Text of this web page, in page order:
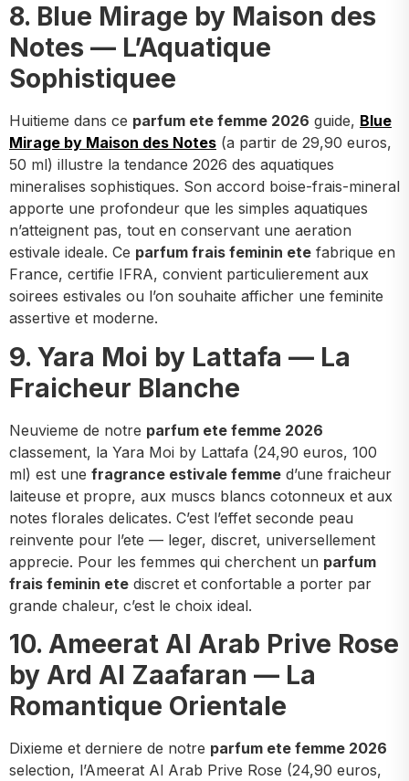
8. Blue Mirage by Maison des
Notes — L’Aquatique
Sophistiquee
Huitieme dans ce parfum ete femme 2026 guide, Blue
Mirage by Maison des Notes (a partir de 29,90 euros,
50 ml) illustre la tendance 2026 des aquatiques
mineralises sophistiques. Son accord boise-frais-mineral
apporte une profondeur que les simples aquatiques
n’atteignent pas, tout en conservant une aeration
estivale ideale. Ce parfum frais feminin ete fabrique en
France, certifie IFRA, convient particulierement aux
soirees estivales ou l’on souhaite afficher une feminite
assertive et moderne.
9. Yara Moi by Lattafa — La
Fraicheur Blanche
Neuvieme de notre parfum ete femme 2026
classement, la Yara Moi by Lattafa (24,90 euros, 100
ml) est une fragrance estivale femme d’une fraicheur
laiteuse et propre, aux muscs blancs cotonneux et aux
notes florales delicates. C’est l’effet seconde peau
reinvente pour l’ete — leger, discret, universellement
apprecie. Pour les femmes qui cherchent un parfum
frais feminin ete discret et confortable a porter par
grande chaleur, c’est le choix ideal.
10. Ameerat Al Arab Prive Rose
by Ard Al Zaafaran — La
Romantique Orientale
Dixieme et derniere de notre parfum ete femme 2026
selection, l’Ameerat Al Arab Prive Rose (24,90 euros,